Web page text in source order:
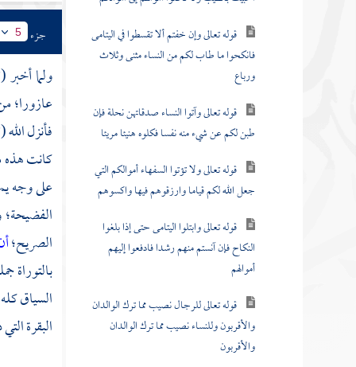
قوله تعالى وإن خفتم ألا تقسطوا في اليتامى
فانكحوا ما طاب لكم من النساء مثنى وثلاث
ورباع
قوله تعالى وآتوا النساء صدقاتهن نحلة فإن
طبن لكم عن شيء منه نفسا فكلوه هنيئا مريئا
قوله تعالى ولا تؤتوا السفهاء أموالكم التي
جعل الله لكم قياما وارزقوهم فيها واكسوهم
قوله تعالى وابتلوا اليتامى حتى إذا بلغوا
النكاح فإن آنستم منهم رشدا فادفعوا إليهم
أموالهم
قوله تعالى للرجال نصيب مما ترك الوالدان
والأقربون وللنساء نصيب مما ترك الوالدان
والأقربون
جزء 5
ولما
عازورا؛
فأنزل
كانت هذه
على وجه
الصريح؛
بالتوراة
السياق
البقرة